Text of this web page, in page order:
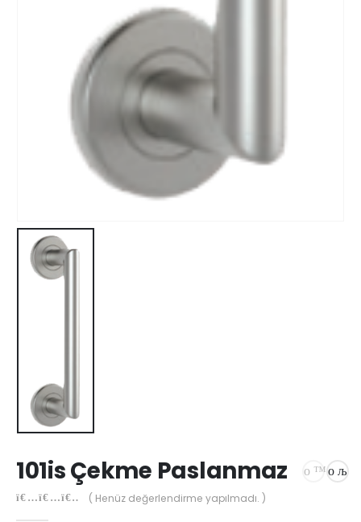
101is Çekme Paslanmaz
( Henüz değerlendirme yapılmadı. )